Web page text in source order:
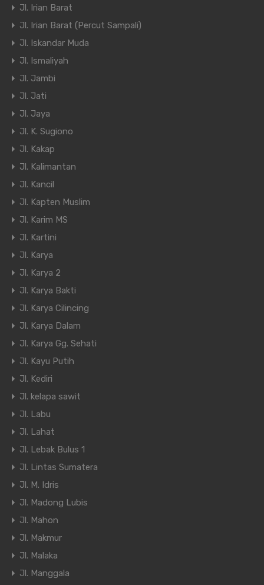
Jl. Irian Barat
Jl. Irian Barat (Percut Sampali)
Jl. Iskandar Muda
Jl. Ismaliyah
Jl. Jambi
Jl. Jati
Jl. Jaya
Jl. K. Sugiono
Jl. Kakap
Jl. Kalimantan
Jl. Kancil
Jl. Kapten Muslim
Jl. Karim MS
Jl. Kartini
Jl. Karya
Jl. Karya 2
Jl. Karya Bakti
Jl. Karya Cilincing
Jl. Karya Dalam
Jl. Karya Gg. Sehati
Jl. Kayu Putih
Jl. Kediri
Jl. kelapa sawit
Jl. Labu
Jl. Lahat
Jl. Lebak Bulus 1
Jl. Lintas Sumatera
Jl. M. Idris
Jl. Madong Lubis
Jl. Mahon
Jl. Makmur
Jl. Malaka
Jl. Manggala